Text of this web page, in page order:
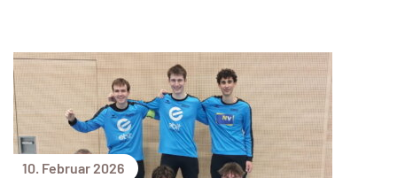
10. Februar 2026